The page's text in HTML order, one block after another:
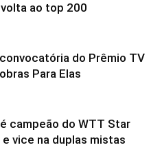
ao top 200
do Prêmio TV
Para Elas
campeão do WTT Star
vice na duplas mistas